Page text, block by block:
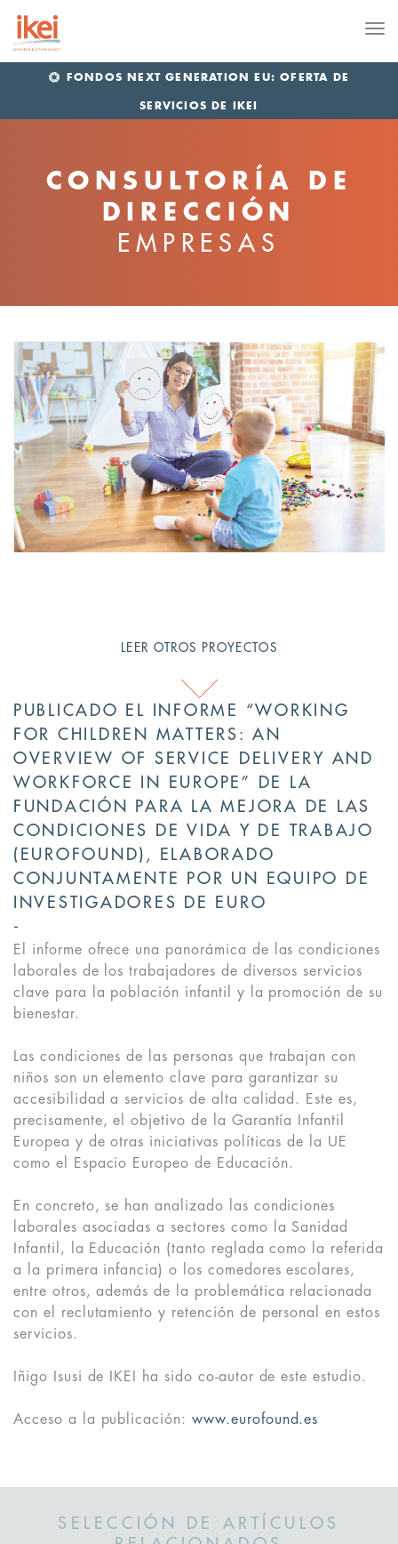
FONDOS NEXT GENERATION EU: OFERTA DE
SERVICIOS DE IKEI
CONSULTORÍA DE
DIRECCIÓN
EMPRESAS
LEER OTROS PROYECTOS
PUBLICADO EL INFORME “WORKING
FOR CHILDREN MATTERS: AN
OVERVIEW OF SERVICE DELIVERY AND
WORKFORCE IN EUROPE” DE LA
FUNDACIÓN PARA LA MEJORA DE LAS
CONDICIONES DE VIDA Y DE TRABAJO
(EUROFOUND), ELABORADO
CONJUNTAMENTE POR UN EQUIPO DE
INVESTIGADORES DE EURO
El informe ofrece una panorámica de las condiciones
laborales de los trabajadores de diversos servicios
clave para la población infantil y la promoción de su
bienestar.
Las condiciones de las personas que trabajan con
niños son un elemento clave para garantizar su
accesibilidad a servicios de alta calidad. Este es,
precisamente, el objetivo de la Garantía Infantil
Europea y de otras iniciativas políticas de la UE
como el Espacio Europeo de Educación.
En concreto, se han analizado las condiciones
laborales asociadas a sectores como la Sanidad
Infantil, la Educación (tanto reglada como la referida
a la primera infancia) o los comedores escolares,
entre otros, además de la problemática relacionada
con el reclutamiento y retención de personal en estos
servicios.
Iñigo Isusi de IKEI ha sido co-autor de este estudio.
Acceso a la publicación:www.eurofound.es
SELECCIÓN DE ARTÍCULOS